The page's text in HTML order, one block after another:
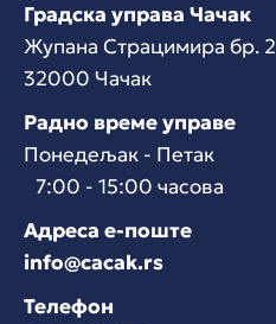
Градска управа Чачак
Жупана Страцимира бр. 2
32000 Чачак
Радно време управе
Понедељак - Петак
7:00 - 15:00 часова
Адреса е-поште
info@cacak.rs
Телефон